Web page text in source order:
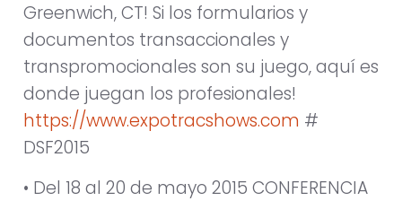
Greenwich, CT! Si los formularios y
documentos transaccionales y
transpromocionales son su juego, aquí es
donde juegan los profesionales!
https://www.expotracshows.com #
DSF2015
• Del 18 al 20 de mayo 2015 CONFERENCIA